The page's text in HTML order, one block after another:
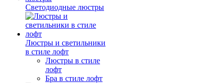
Светодиодные люстры
Люстры и светильники
в стиле лофт
Люстры в стиле
лофт
Бра в стиле лофт